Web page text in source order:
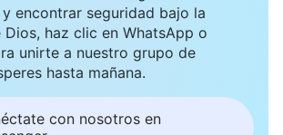
atención. Tengo que encontrar
para hablar”. Me devané los
en qué pasajes de las palabras
Como tenía tantas ganas de
encontrar seguridad bajo la
haz clic en WhatsApp o
unirte a nuestro grupo de
hasta mañana.
con nosotros en